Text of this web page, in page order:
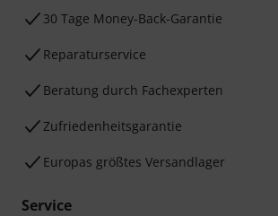
30 Tage Money-Back-Garantie
Reparaturservice
Beratung durch Fachexperten
Zufriedenheitsgarantie
Europas größtes Versandlager
Service